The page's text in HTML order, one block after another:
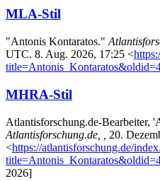
MLA-Stil
"Antonis Kontaratos."
UTC. 8. Aug. 2026, 17:25 <
MHRA-Stil
Atlantisforschung.de-Bearbeiter,
Atlantisforschung.de, ,
20.
<https://atlantisforschung.de/
2026]